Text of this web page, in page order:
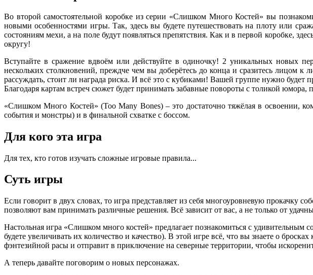
Во второй самостоятельной коробке из серии «Слишком Много Костей» вы
новыми особенностями игры. Так, здесь вы будете путешествовать на плоту или
состояниям мехи, а на поле будут появляться препятствия. Как и в первой коробке,
округу!
Вступайте в сражение вдвоём или действуйте в одиночку! 2 уникальных новых
нескольких столкновений, преждче чем вы доберётесь до конца и сразитесь лицом
рассуждать, стоит ли награда риска. И всё это с кубиками! Вашей группе нужно будет
Благодаря картам встреч сюжет будет принимать забавные повороты с толикой юмора,
«Слишком Много Костей» (Too Many Bones) – это достаточно тяжёлая в освоении,
события и монстры) и в финальной схватке с боссом.
Для кого эта игра
Для тех, кто готов изучать сложные игровые правила...
Суть игры
Если говорит в двух словах, то игра представляет из себя многоуровневую прокачку
позволяют вам принимать различные решения. Всё зависит от вас, а не только от
Настольная игра «Слишком много костей» предлагает познакомиться с
будете увеличивать их количество и качество). В этой игре всё, что вы знаете о
фэнтезийной расы и отправит в приключение на северные территории, чтобы
А теперь давайте поговорим о новых персонажах.